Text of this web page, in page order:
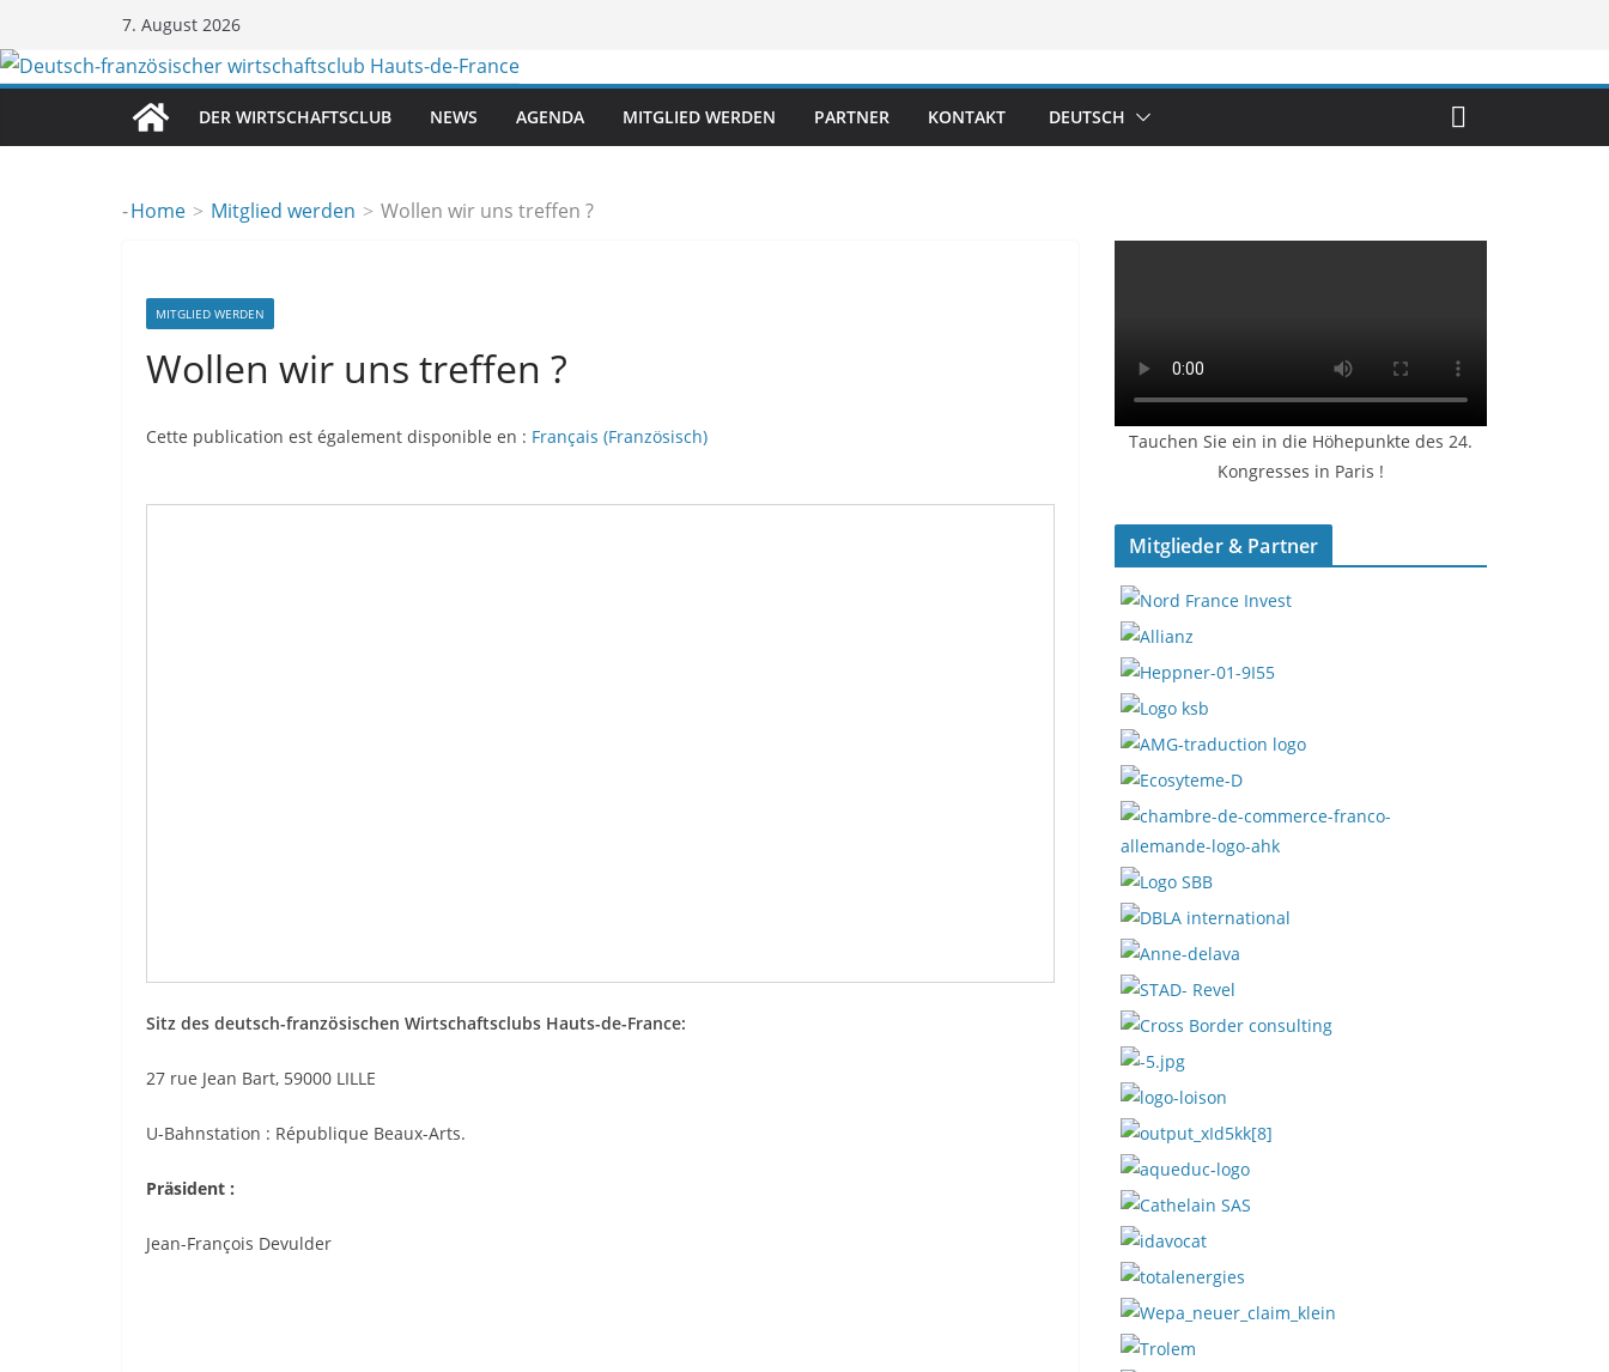
Inhalt
springen
7. August 2026
DER WIRTSCHAFTSCLUB NEWS AGENDA MITGLIED WERDEN PARTNER KONTAKT DEUTSCH
-Home Mitglied werden Wollen wir uns treffen ?
MITGLIED WERDEN
Wollen wir uns treffen ?
Cette publication est également disponible en : Français (Französisch)
Sitz des deutsch-französischen Wirtschaftsclubs Hauts-de-France:
27 rue Jean Bart, 59000 LILLE
U-Bahnstation : République Beaux-Arts.
Präsident :
Jean-François Devulder
Tauchen Sie ein in die Höhepunkte des 24.
Kongresses in Paris !
Mitglieder & Partner